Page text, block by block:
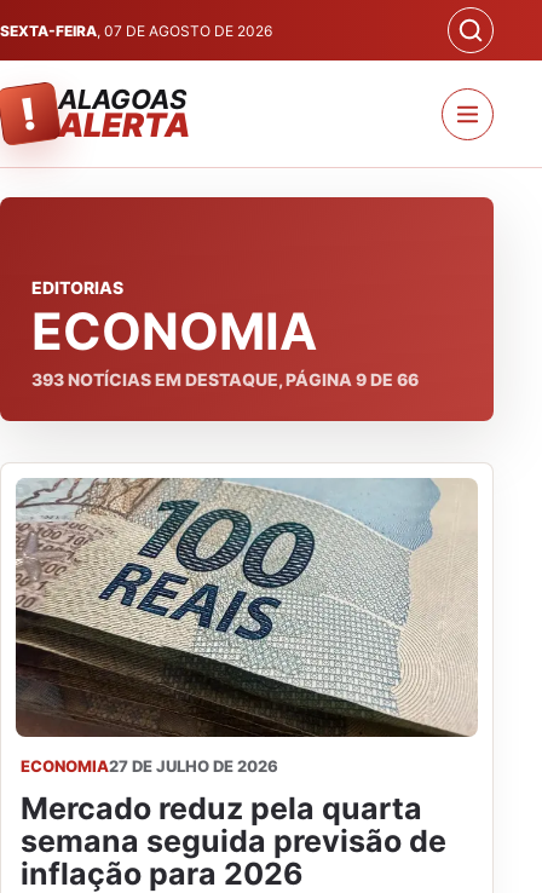
SEXTA-FEIRA, 07 DE AGOSTO DE 2026
! ALAGOAS
ALERTA
EDITORIAS
ECONOMIA
393NOTÍCIAS EM DESTAQUE, PÁGINA 9DE 66
ECONOMIA27 DE JULHO DE 2026
Mercado reduz pela quarta
semana seguida previsão de
inflação para 2026